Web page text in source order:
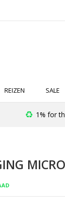
REIZEN SALE
1% for